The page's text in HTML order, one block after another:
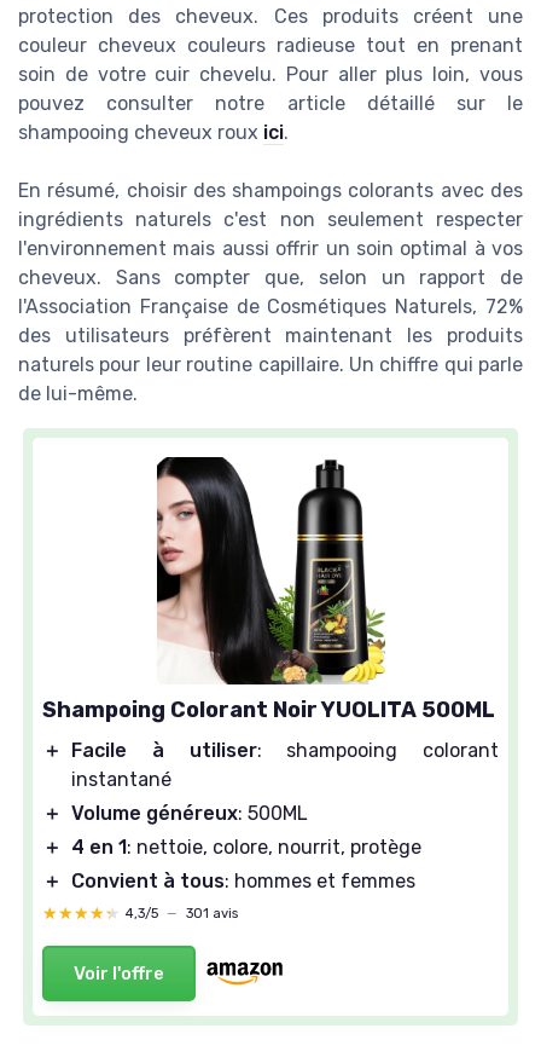
protection des cheveux. Ces produits créent une
couleur cheveux couleurs radieuse tout en prenant
soin de votre cuir chevelu. Pour aller plus loin, vous
pouvez consulter notre article détaillé sur le
shampooing cheveux roux ici.
En résumé, choisir des shampoings colorants avec des
ingrédients naturels c'est non seulement respecter
l'environnement mais aussi offrir un soin optimal à vos
cheveux. Sans compter que, selon un rapport de
l'Association Française de Cosmétiques Naturels, 72%
des utilisateurs préfèrent maintenant les produits
naturels pour leur routine capillaire. Un chiffre qui parle
de lui-même.
Shampoing Colorant Noir YUOLITA 500ML
＋ Facile à utiliser: shampooing colorant
instantané
＋ Volume généreux: 500ML
＋
4 en 1 : nettoie, colore, nourrit, protège
＋
Convient à tous: hommes et femmes
★★★★★
★★★★★ 4,3/5 — 301 avis
Voir l'offre